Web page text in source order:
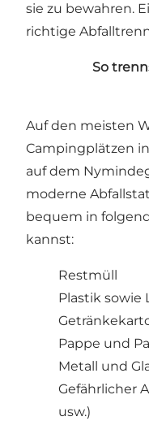
sie zu bewahren.
richtige
So
Auf den meisten
Campingplätzen
auf dem
moderne
bequem in
kannst:
Restmüll
Plastik
Pappe und
Metall und
Gefährlicher
usw.)